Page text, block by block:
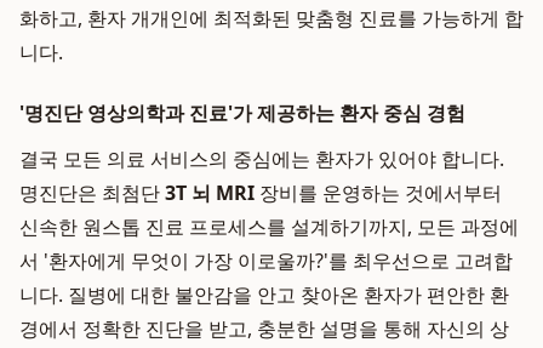
화하고, 환자 개개인에 최적화된 맞춤형 진료를 가능하게 합
니다.
'명진단 영상의학과 진료'가 제공하는 환자 중심 경험
결국 모든 의료 서비스의 중심에는 환자가 있어야 합니다.
명진단은 최첨단3T 뇌 MRI 장비를 운영하는 것에서부터
신속한 원스톱 진료 프로세스를 설계하기까지, 모든 과정에
서 '환자에게 무엇이 가장 이로울까?'를 최우선으로 고려합
니다. 질병에 대한 불안감을 안고 찾아온 환자가 편안한 환
경에서 정확한 진단을 받고, 충분한 설명을 통해 자신의 상